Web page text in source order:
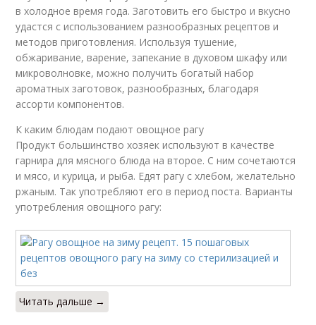
в холодное время года. Заготовить его быстро и вкусно
удастся с использованием разнообразных рецептов и
методов приготовления. Используя тушение,
обжаривание, варение, запекание в духовом шкафу или
микроволновке, можно получить богатый набор
ароматных заготовок, разнообразных, благодаря
ассорти компонентов.
К каким блюдам подают овощное рагу
Продукт большинство хозяек используют в качестве
гарнира для мясного блюда на второе. С ним сочетаются
и мясо, и курица, и рыба. Едят рагу с хлебом, желательно
ржаным. Так употребляют его в период поста. Варианты
употребления овощного рагу:
Читать дальше →